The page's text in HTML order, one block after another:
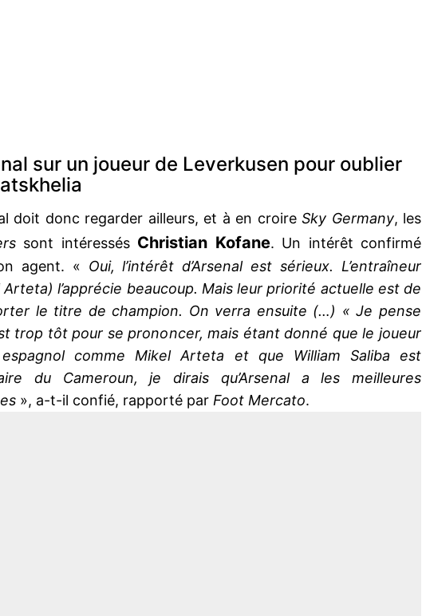
sur un joueur de Leverkusen pour oublier
doit donc regarder ailleurs, et à en croireSky Germany, les
sont intéressés Christian Kofane. Un intérêt confirmé
agent. « Oui, l’intérêt d’Arsenal est sérieux. L’entraîneur
Arteta) l’apprécie beaucoup. Mais leur priorité actuelle est de
le titre de champion. On verra ensuite (…) « Je pense
trop tôt pour se prononcer, mais étant donné que le joueur
comme Mikel Arteta et que William Saliba est
du Cameroun, je dirais qu’Arsenal a les meilleures
», a-t-il confié, rapporté par Foot Mercato.